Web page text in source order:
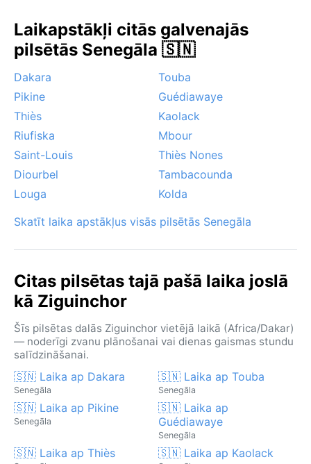
Laikapstākļi citās galvenajās
pilsētās Senegāla 🇸🇳
Dakara
Touba
Pikine
Guédiawaye
Thiès
Kaolack
Riufiska
Mbour
Saint-Louis
Thiès Nones
Diourbel
Tambacounda
Louga
Kolda
Skatīt laika apstākļus visās pilsētās Senegāla
Citas pilsētas tajā pašā laika joslā
kā Ziguinchor
Šīs pilsētas dalās Ziguinchor vietējā laikā (Africa/Dakar)
— noderīgi zvanu plānošanai vai dienas gaismas stundu
salīdzināšanai.
🇸🇳 Laika ap Dakara
Senegāla
🇸🇳 Laika ap Touba
Senegāla
🇸🇳 Laika ap Pikine
Senegāla
🇸🇳 Laika ap
Guédiawaye
Senegāla
🇸🇳 Laika ap Thiès 🇸🇳 Laika ap Kaolack